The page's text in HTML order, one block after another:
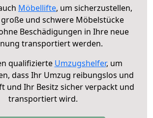
Möbellifte, um sicherzustellen,
und schwere Möbelstücke
Beschädigungen in Ihre neue
transportiert werden.
qualifizierte Umzugshelfer, um
dass Ihr Umzug reibungslos und
und Ihr Besitz sicher verpackt und
transportiert wird.